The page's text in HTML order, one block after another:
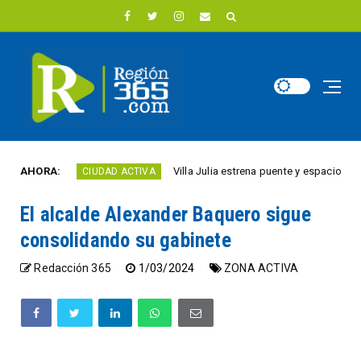
AHORA:CIUDAD ACTIVA Villa Julia estrena puente y espacios
El alcalde Alexander Baquero sigue
consolidando su gabinete
Redacción 365 1/03/2024 ZONA ACTIVA